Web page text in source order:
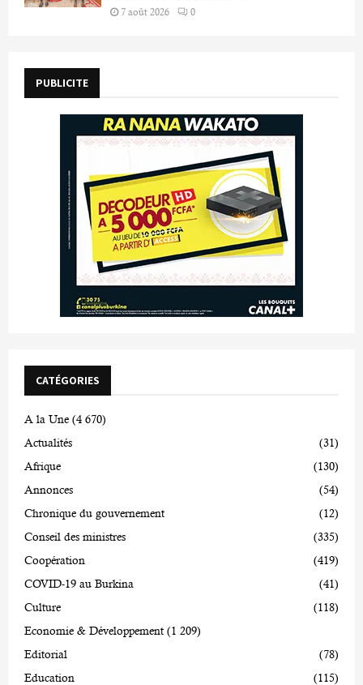
7 août 2026 0
PUBLICITE
CATÉGORIES
A la Une (4 670)
Actualités
(31)
Afrique
(130)
Annonces
(54)
Chronique du gouvernement
(12)
Conseil des ministres
(335)
Coopération
(419)
COVID-19 au Burkina
(41)
Culture
(118)
Economie & Développement (1 209)
Editorial
(78)
Education
(115)